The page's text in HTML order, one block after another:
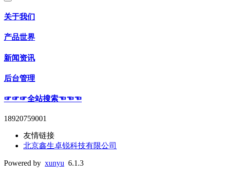
关于我们
产品世界
新闻资讯
后台管理
☞☞☞全站搜索☜☜☜
18920759001
友情链接
北京鑫生卓锐科技有限公司
Powered by xunyu 6.1.3